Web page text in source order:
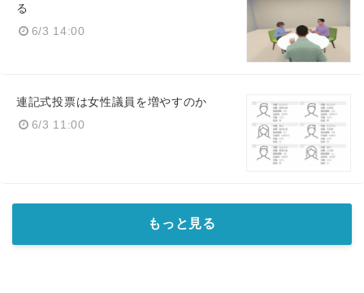
る
6/3 14:00
連記式投票は女性議員を増やすのか
6/3 11:00
もっと見る